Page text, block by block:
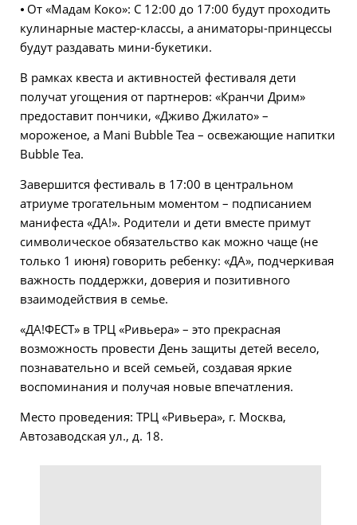
⦁ От «Мадам Коко»: С 12:00 до 17:00 будут проходить
кулинарные мастер-классы, а аниматоры-принцессы
будут раздавать мини-букетики.
В рамках квеста и активностей фестиваля дети
получат угощения от партнеров: «Кранчи Дрим»
предоставит пончики, «Дживо Джилато» –
мороженое, а Mani Bubble Tea – освежающие напитки
Bubble Tea.
Завершится фестиваль в 17:00 в центральном
атриуме трогательным моментом – подписанием
манифеста «ДА!». Родители и дети вместе примут
символическое обязательство как можно чаще (не
только 1 июня) говорить ребенку: «ДА», подчеркивая
важность поддержки, доверия и позитивного
взаимодействия в семье.
«ДА!ФЕСТ» в ТРЦ «Ривьера» – это прекрасная
возможность провести День защиты детей весело,
познавательно и всей семьей, создавая яркие
воспоминания и получая новые впечатления.
Место проведения: ТРЦ «Ривьера», г. Москва,
Автозаводская ул., д. 18.